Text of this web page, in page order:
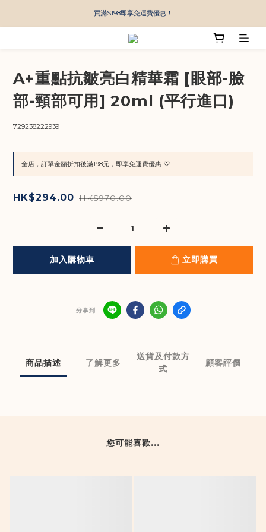
買滿$198即享免運費優惠！
A+重點抗皺亮白精華霜 [眼部-臉
部-頸部可用] 20ml (平行進口)
729238222939
全店，訂單金額折扣後滿198元，即享免運費優惠 ♡
HK$294.00 HK$970.00
加入購物車 立即購買
分享到
商品描述 了解更多
送貨及付款方
式
顧客評價
您可能喜歡...